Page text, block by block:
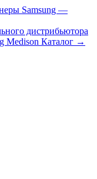
Samsung —
дистрибьютора
Medison Каталог →